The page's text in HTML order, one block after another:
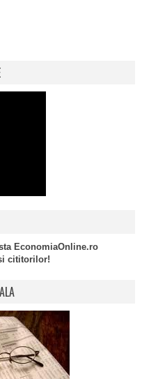
EconomiaOnline.ro
cititorilor!